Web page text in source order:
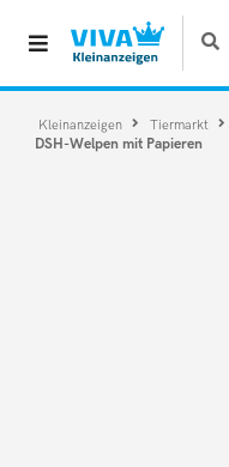
Kleinanzeigen Tiermarkt
DSH-Welpen mit Papieren